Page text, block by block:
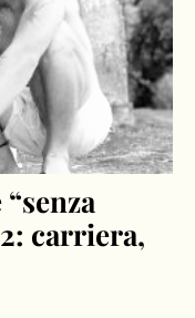
carriera,